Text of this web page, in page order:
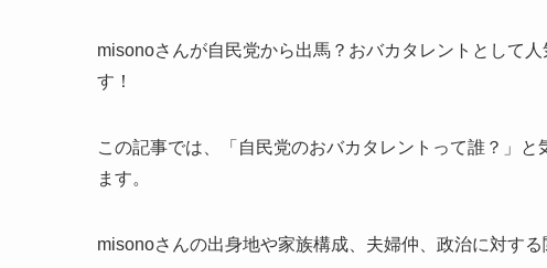
misonoさんが自民党から出馬？おバカタレントとして
す！
この記事では、「自民党のおバカタレントって誰？」
ます。
misonoさんの出身地や家族構成、夫婦仲、政治に対す